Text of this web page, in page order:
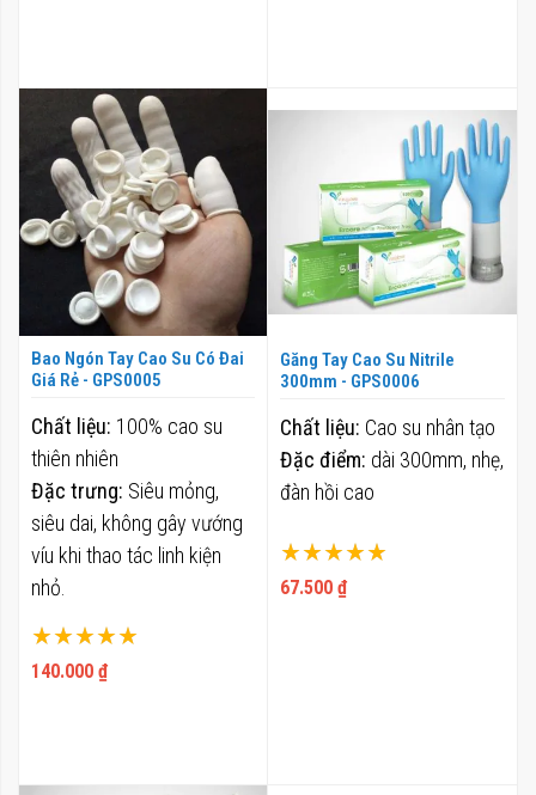
Bao Ngón Tay Cao Su Có Đai
Giá Rẻ - GPS0005
Xếp hạng:
100%
140.000 ₫
Chất liệu: 100% cao su
thiên nhiên
Đặc trưng: Siêu mỏng,
siêu dai, không gây vướng
víu khi thao tác linh kiện
nhỏ.
Công dụng:Bảo vệ đầu
ngón tay khỏi hóa chất, mồ
việc đeo vào và tháo ra dễ
Găng Tay Cao Su Nitrile
300mm - GPS0006
Xếp hạng:
100%
67.500 ₫
Chất liệu: Cao su nhân tạo
Đặc điểm: dài 300mm, nhẹ,
đàn hồi cao